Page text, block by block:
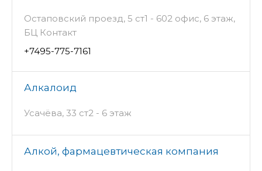
Остаповский проезд, 5 ст1 - 602 офис, 6 этаж,
БЦ Контакт
+7495-775-7161
Алкалоид
Усачёва, 33 ст2 - 6 этаж
Алкой, фармацевтическая компания